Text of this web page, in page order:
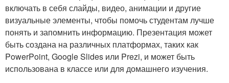
включать в себя слайды, видео, анимации и другие
визуальные элементы, чтобы помочь студентам лучше
понять и запомнить информацию. Презентация может
быть создана на различных платформах, таких как
PowerPoint, Google Slides или Prezi, и может быть
использована в классе или для домашнего изучения.